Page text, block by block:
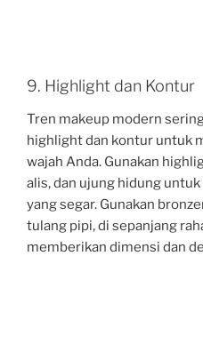
9. Highlight dan Kontur
Tren makeup modern
highlight dan kontur untuk
wajah Anda. Gunakan
alis, dan ujung hidung
yang segar. Gunakan
tulang pipi, di sepanjang
memberikan dimensi dan